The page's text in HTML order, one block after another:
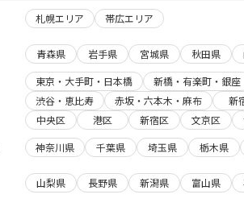
札幌エリア 帯広エリア
青森県 岩手県 宮城県 秋田県
東京・大手町・日本橋 新橋・有楽町・銀座
渋谷・恵比寿
赤坂・六本木・麻布 新
中央区
港区 新宿区 文京区
神奈川県 千葉県 埼玉県 栃木県
山梨県 長野県 新潟県 富山県